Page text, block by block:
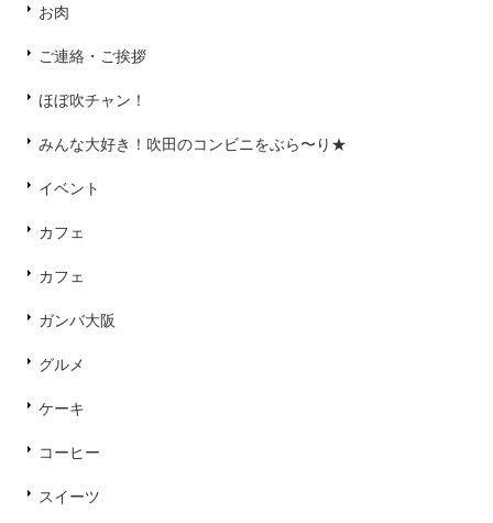
お肉
ご連絡・ご挨拶
ほぼ吹チャン！
みんな大好き！吹田のコンビニをぶら〜り★
イベント
カフェ
カフェ
ガンバ大阪
グルメ
ケーキ
コーヒー
スイーツ